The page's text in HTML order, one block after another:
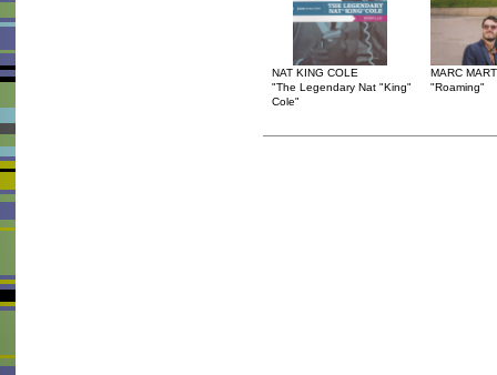
NAT KING COLE
"The Legendary Nat "King"
Cole"
MARC
"Roaming"